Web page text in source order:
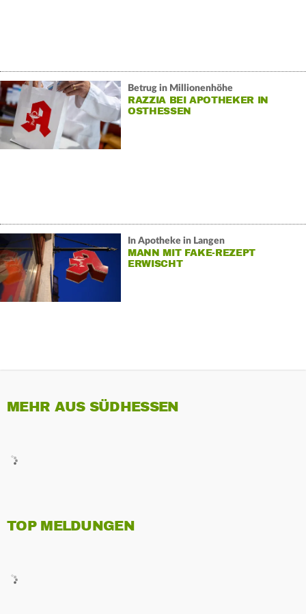
Betrug in Millionenhöhe
RAZZIA BEI APOTHEKER IN
OSTHESSEN
In Apotheke in Langen
MANN MIT FAKE-REZEPT
ERWISCHT
MEHR AUS SÜDHESSEN
TOP MELDUNGEN